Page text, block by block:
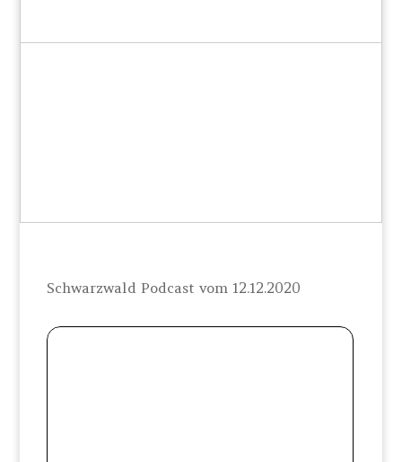
Schwarzwald Podcast vom 12.12.2020